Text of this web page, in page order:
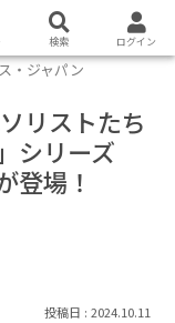
・ジャパン
リストたち
シリーズ
登場！
2024.10.11
検索 ログイン